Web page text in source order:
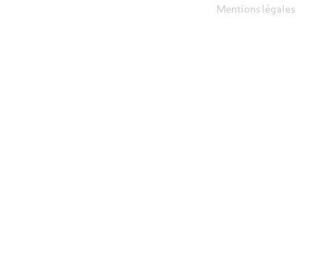
Mentions légales